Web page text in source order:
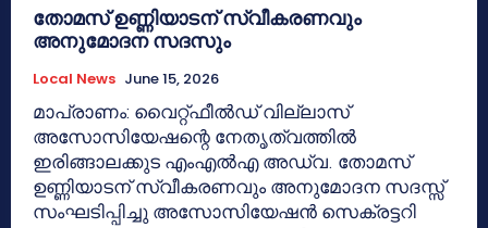
തോമസ് ഉണ്ണിയാടന് സ്വീകരണവും
അനുമോദന സദസും
Local News June 15, 2026
മാപ്രാണം: വൈറ്റ്ഫീൽഡ് വില്ലാസ്
അസോസിയേഷന്റെ നേതൃത്വത്തിൽ
ഇരിങ്ങാലക്കുട എംഎൽഎ അഡ്വ. തോമസ്
ഉണ്ണിയാടന് സ്വീകരണവും അനുമോദന സദസ്സ്
സംഘടിപ്പിച്ചു അസോസിയേഷൻ സെക്രട്ടറി